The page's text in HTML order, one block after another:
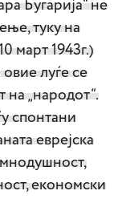
Бугарија“ не
туку на
март 1943г.)
луѓе се
на „народот“.
спонтани
еврејска
економски